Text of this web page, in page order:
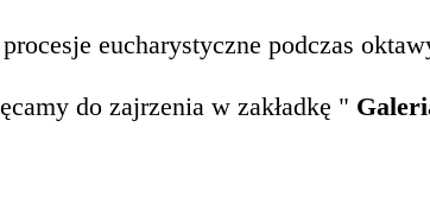
eucharystyczne podczas
do zajrzenia w zakładkę "